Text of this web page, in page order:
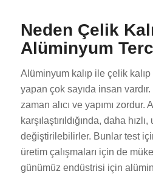
Neden Çelik
Alüminyum
Alüminyum kalıp ile çelik kalıp
yapan çok sayıda insan
zaman alıcı ve yapımı zordur.
karşılaştırıldığında, daha
değiştirilebilirler. Bunlar test
üretim çalışmaları için de
günümüz endüstrisi için